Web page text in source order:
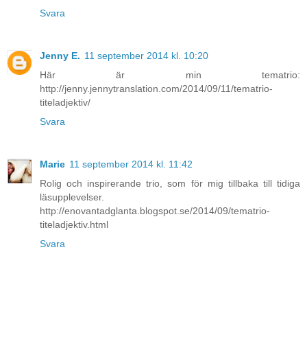
Svara
Jenny E. 11 september 2014 kl. 10:20
Här är min tematrio:
http://jenny.jennytranslation.com/2014/09/11/tematrio-
titeladjektiv/
Svara
Marie 11 september 2014 kl. 11:42
Rolig och inspirerande trio, som för mig tillbaka till tidiga
läsupplevelser.
http://enovantadglanta.blogspot.se/2014/09/tematrio-
titeladjektiv.html
Svara